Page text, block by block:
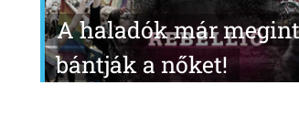
A haladók már megint
bántják a nőket!